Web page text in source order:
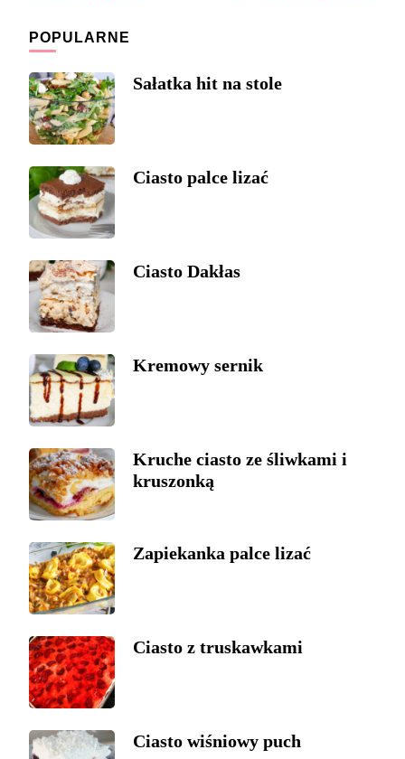
POPULARNE
Sałatka hit na stole
Ciasto palce lizać
Ciasto Dakłas
Kremowy sernik
Kruche ciasto ze śliwkami i
kruszonką
Zapiekanka palce lizać
Ciasto z truskawkami
Ciasto wiśniowy puch